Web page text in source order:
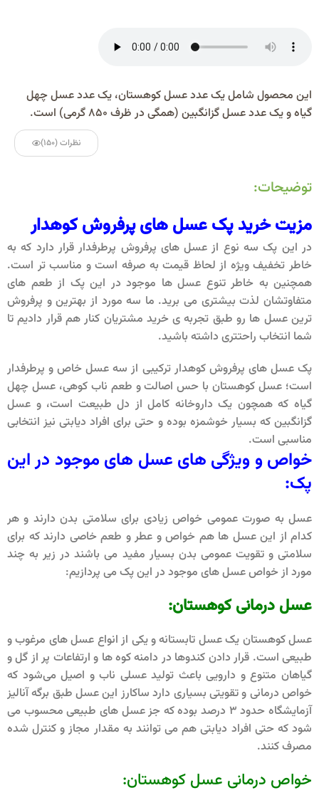
این محصول شامل یک عدد عسل کوهستان، یک عدد عسل چهل
گیاه و یک عدد عسل گزانگبین (همگی در ظرف 850 گرمی) است.
نظرات (150)
توضیحات:
مزیت خرید پک عسل های پرفروش کوهدار
در این پک سه نوع از عسل های پرفروش پرطرفدار قرار دارد که به
خاطر تخفیف ویژه از لحاظ قیمت به صرفه است و مناسب تر است.
همچنین به خاطر تنوع عسل ها موجود در این پک از طعم های
متفاوتشان لذت بیشتری می برید. ما سه مورد از بهترین و پرفروش
ترین عسل ها رو طبق تجربه ی خرید مشتریان کنار هم قرار دادیم تا
شما انتخاب راحتتری داشته باشید.
پک عسل‌ های پرفروش کوهدار ترکیبی از سه عسل خاص و پرطرفدار
است؛ عسل کوهستان با حس اصالت و طعم ناب کوهی، عسل چهل‌
گیاه که همچون یک داروخانه کامل از دل طبیعت است، و عسل
گزانگبین که بسیار خوشمزه بوده و حتی برای افراد دیابتی نیز انتخابی
مناسبی است.
خواص و ویژگی های عسل های موجود در این
پک:
عسل به صورت عمومی خواص زیادی برای سلامتی بدن دارند و هر
کدام از این عسل ها هم خواص و عطر و طعم خاصی دارند که برای
سلامتی و تقویت عمومی بدن بسیار مفید می باشند در زیر به چند
مورد از خواص عسل های موجود در این پک می پردازیم:
عسل درمانی کوهستان:
عسل کوهستان یک عسل تابستانه و یکی از انواع عسل های مرغوب و
طبیعی است. قرار دادن کندوها در دامنه کوه ها و ارتفاعات پر از گل و
گیاهان متنوع و دارویی باعث تولید عسلی ناب و اصیل می‌شود که
خواص درمانی و تقویتی بسیاری دارد ساکارز این عسل طبق برگه آنالیز
آزمایشگاه حدود 3 درصد بوده که جز عسل های طبیعی محسوب می
شود که حتی افراد دیابتی هم می توانند به مقدار مجاز و کنترل شده
مصرف کنند.
خواص درمانی عسل کوهستان: